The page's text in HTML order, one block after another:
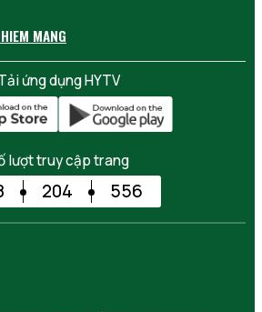
ứng dụng HYTV
lượt truy cập trang
204 556